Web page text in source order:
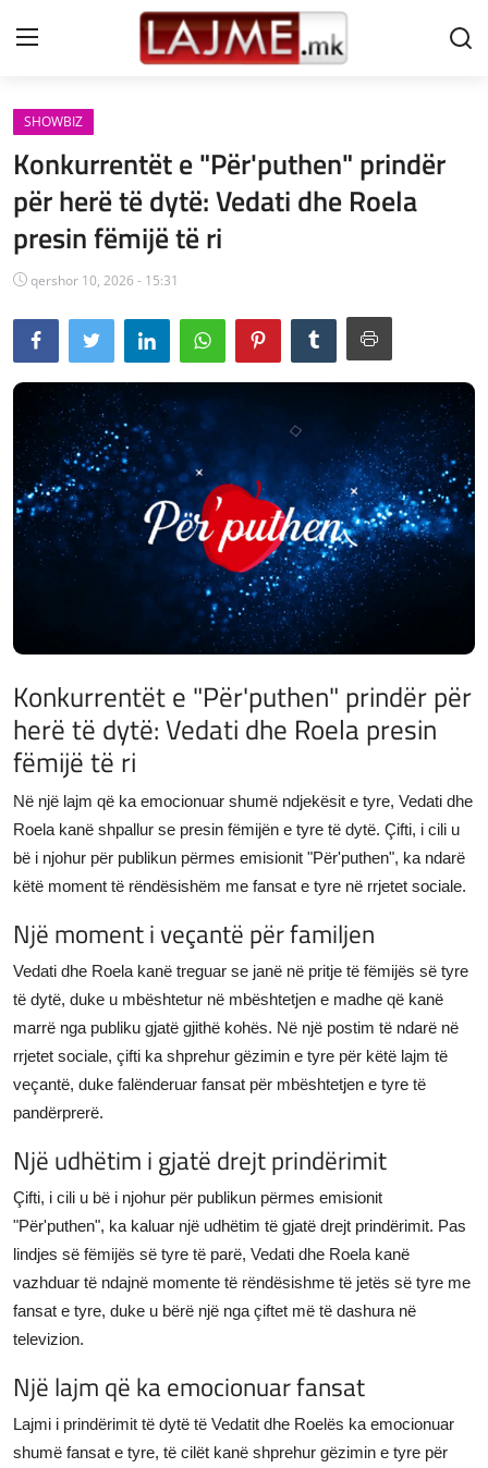
Shtëpi
LAJME MAQEDONI
SHQIPERI
KOSOVA
LAJME NGA BOTA
SHOWBIZ
SPORT
SHENDETI
JETA
Gallery
SHOWBIZ
Konkurrentët e "Për'puthen" prindër
për herë të dytë: Vedati dhe Roela
presin fëmijë të ri
qershor 10, 2026 - 15:31
Konkurrentët e "Për'puthen" prindër për
herë të dytë: Vedati dhe Roela presin
fëmijë të ri
Në një lajm që ka emocionuar shumë ndjekësit e tyre, Vedati dhe
Roela kanë shpallur se presin fëmijën e tyre të dytë. Çifti, i cili u
bë i njohur për publikun përmes emisionit "Për'puthen", ka ndarë
këtë moment të rëndësishëm me fansat e tyre në rrjetet sociale.
Një moment i veçantë për familjen
Vedati dhe Roela kanë treguar se janë në pritje të fëmijës së tyre
të dytë, duke u mbështetur në mbështetjen e madhe që kanë
marrë nga publiku gjatë gjithë kohës. Në një postim të ndarë në
rrjetet sociale, çifti ka shprehur gëzimin e tyre për këtë lajm të
veçantë, duke falënderuar fansat për mbështetjen e tyre të
pandërprerë.
Një udhëtim i gjatë drejt prindërimit
Çifti, i cili u bë i njohur për publikun përmes emisionit
"Për'puthen", ka kaluar një udhëtim të gjatë drejt prindërimit. Pas
lindjes së fëmijës së tyre të parë, Vedati dhe Roela kanë
vazhduar të ndajnë momente të rëndësishme të jetës së tyre me
fansat e tyre, duke u bërë një nga çiftet më të dashura në
televizion.
Një lajm që ka emocionuar fansat
Lajmi i prindërimit të dytë të Vedatit dhe Roelës ka emocionuar
shumë fansat e tyre, të cilët kanë shprehur gëzimin e tyre për